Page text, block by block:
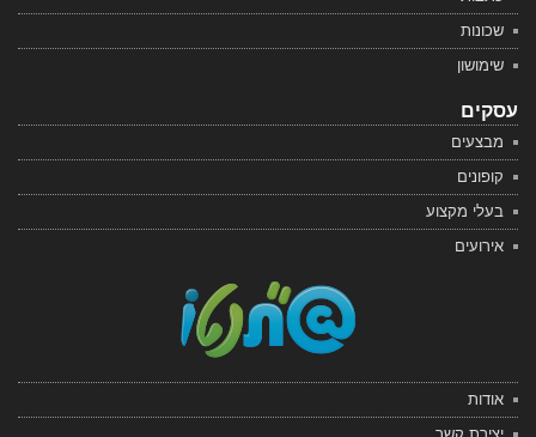
שכונות
שימושון
עסקים
מבצעים
קופונים
בעלי מקצוע
אירועים
אודות